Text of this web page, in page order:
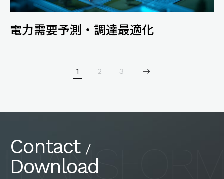
電力需要予測・調達最適化
1 2 3
Contact /
Download